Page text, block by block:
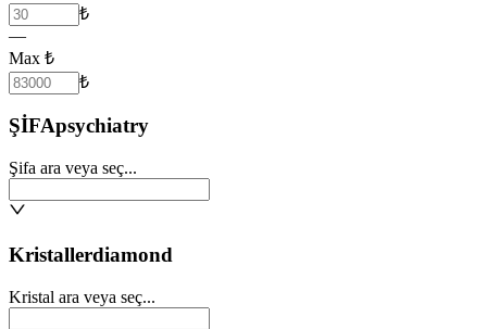
₺
—
Max ₺
₺
ŞİFApsychiatry
Şifa ara veya seç...
Kristallerdiamond
Kristal ara veya seç...